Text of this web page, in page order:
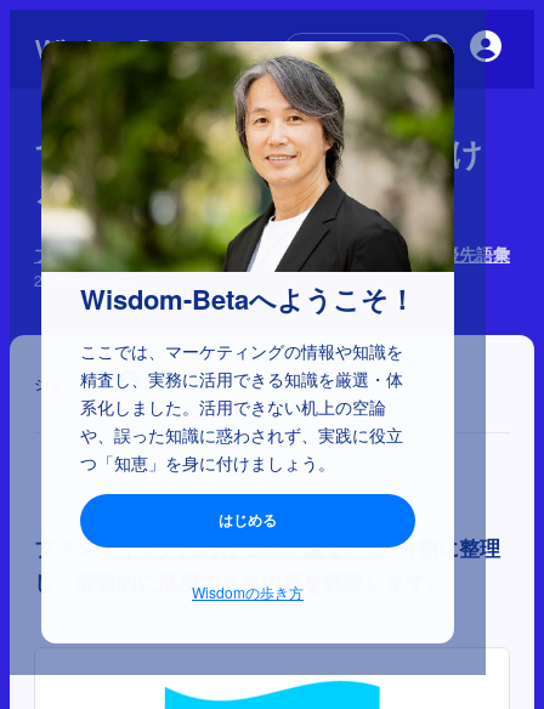
Wisdom-Betaへようこそ！
ここでは、マーケティングの情報や知識を
精査し、実務に活用できる知識を厳選・体
系化しました。活用できない机上の空論
や、誤った知識に惑わされず、実践に役立
つ「知恵」を身に付けましょう。
はじめる
Wisdomの歩き方
初めての方へ
1-3-24：ブランディングにおけ
る8分類：96語彙
ブランディングの3つの目的＋158語彙：8分類と62の優先語彙
2025年4月24日
シェア
ブランディングにおける96語彙を8つの分類に整理
し、辞書的に活用できる内容を解説します。